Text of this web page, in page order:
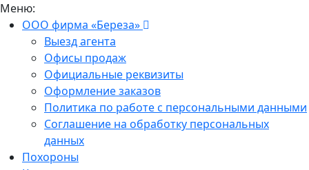
Меню:
ООО фирма «Береза»
Выезд агента
Офисы продаж
Официальные реквизиты
Оформление заказов
Политика по работе с персональными данными
Соглашение на обработку персональных
данных
Похороны